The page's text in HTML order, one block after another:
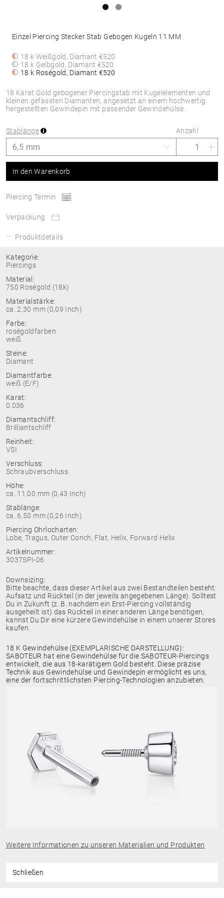
18 Karat Gold gebogener Piercingstab mit Kugelelementen und
kleinen gefassten Diamanten, angesetzt an einem hochwertig
hergestellten Gewindepin mit passender Gewindehülse.
Einzel Piercing Stecker Stab Gebogen Kugeln 11 MM
18 k Weißgold, Diamant€520
18 k Gelbgold, Diamant€520
18 k Roségold, Diamant€520
Stablänge Anzahl
In den Warenkorb
Piercing Termin
Verpackung
Produktdetails
Kategorie:
Piercings
Material:
750 Roségold (18k)
Materialstärke:
ca. 2,30 mm (0,09 Inch)
Farbe:
roségoldfarben
weiß
Steine:
Diamant
Diamantfarbe:
weiß (E/F)
Karat:
0.036
Diamantschliff:
Brilliantschliff
Reinheit:
VSI
Verschluss:
Schraubverschluss
Höhe:
ca. 11,00 mm (0,43 Inch)
Stablänge:
ca. 6,50 mm (0,26 Inch)
Piercing Ohrlocharten:
Lobe, Tragus, Outer Conch, Flat, Helix, Forward Helix
Artikelnummer:
3037SPI-06
Downsizing:
Bitte beachte, dass dieser Artikel aus zwei Bestandteilen besteht:
Aufsatz und Rückteil (in der jeweils angegebenen Länge). Solltest
Du in Zukunft (z. B. nachdem ein Erst-Piercing vollständig
ausgeheilt ist) das Rückteil in einer anderen Länge benötigen,
kannst Du Dir eine kürzere Gewindehülse in einem unserer Stores
kaufen.
18 K Gewindehülse (EXEMPLARISCHE DARSTELLUNG):
SABOTEUR hat eine Gewindehülse für die SABOTEUR-Piercings
entwickelt, die aus 18-karätigem Gold besteht. Diese präzise
Technik aus Gewindehülse und Gewindepin ermöglicht es uns,
eine der fortschrittlichsten Piercing-Technologien anzubieten.
Weitere Informationen zu unseren Materialien und Produkten
Schließen